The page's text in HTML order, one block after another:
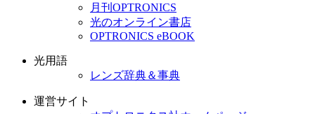
月刊OPTRONICS
光のオンライン書店
OPTRONICS eBOOK
光用語
レンズ辞典＆事典
運営サイト